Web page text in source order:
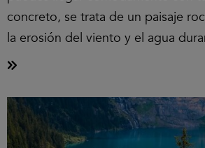
concreto, se trata de un paisaje
la erosión del viento y el agua